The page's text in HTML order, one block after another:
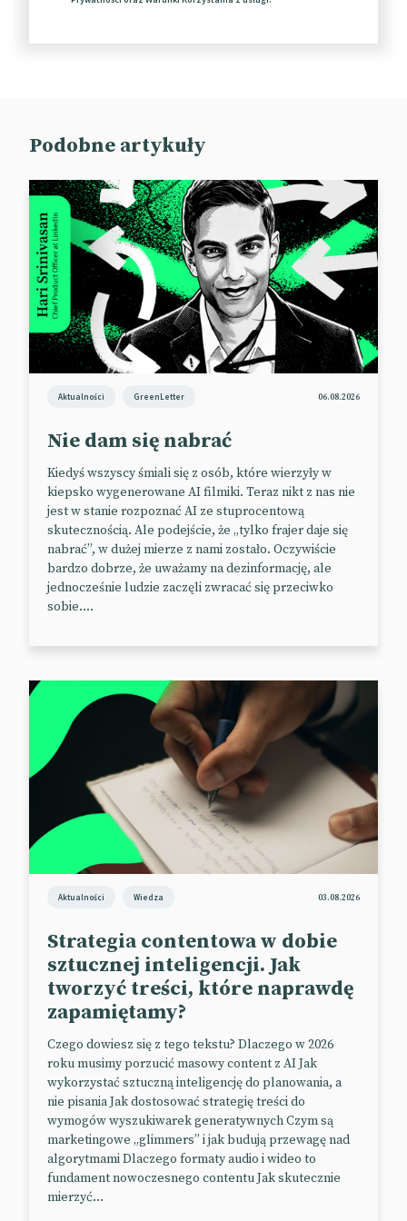
Snap promuje czytelnictwo w
trybie AR
Czytelnictwo rośnie, ale głównie w mediach
społecznościowych. Znacznie gorzej jest w
przypadku książek.
ciągłego przebywania w strumieniu cyfrowej
informacji.
Los literatury nie jest jednak przesądzony. Instytucję
papierowej książki może ocalić projekt „Augmented
Reading” – owoc współpracy Biblioteki Narodowej
Singapuru i firmy Snap.
Spectales, czyli stworzone przez Snapa okulary AR,
pozwalają na bardziej immersyjne doświadczanie
użytkownikiem i dostarcza mu dodatkowych wrażeń
przebiegowi fabuły.
Dzięki temu, czytając „Nad Niemnem”, usłyszycie
szum rzeki i szelest tataraku, z kolei w trakcie lektury
„Pod wulkanem” dobiegnie was groźny bulgot lawy,
a szkła okularów zaciągną się dymem. Lub coś w ten
„Augmented Reading” obejmuje też animacje i
elementy interaktywne.
Projekt znajduje się w fazie beta. Pierwsze okulary z
wybranych bibliotek jeszcze w tym roku.
Campaigns of the World
Podobne artykuły
Aktualności GreenLetter 06.08.2026
Nie dam się nabrać
Kiedyś wszyscy śmiali się z osób, które wierzyły w
kiepsko wygenerowane AI filmiki. Teraz nikt z nas nie
jest w stanie rozpoznać AI ze stuprocentową
skutecznością. Ale podejście, że „tylko frajer daje się
nabrać”, w dużej mierze z nami zostało. Oczywiście
bardzo dobrze, że uważamy na dezinformację, ale
jednocześnie ludzie zaczęli zwracać się przeciwko
sobie....
Aktualności Wiedza 03.08.2026
Strategia contentowa w dobie
sztucznej inteligencji. Jak
tworzyć treści, które naprawdę
zapamiętamy?
Czego dowiesz się z tego tekstu? Dlaczego w 2026
roku musimy porzucić masowy content z AI Jak
wykorzystać sztuczną inteligencję do planowania, a
nie pisania Jak dostosować strategię treści do
wymogów wyszukiwarek generatywnych Czym są
marketingowe „glimmers” i jak budują przewagę nad
algorytmami Dlaczego formaty audio i wideo to
fundament nowoczesnego contentu Jak skutecznie
mierzyć...